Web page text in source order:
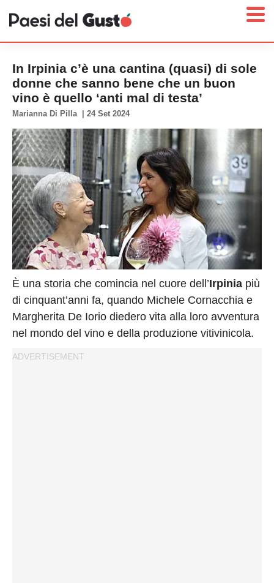
Home
News
Interviste
Territori
Prodotti
Answer
Newsletter
Privacy
Policy
Cookies
Policy
Cambia
In Irpinia c’è una cantina (quasi) di sole
donne che sanno bene che un buon
vino è quello ‘anti mal di testa’
Marianna Di Pilla 24 Set 2024
È una storia che comincia nel cuore dell’Irpinia più
di cinquant’anni fa, quando Michele Cornacchia e
Margherita De Iorio diedero vita alla loro avventura
nel mondo del vino e della produzione vitivinicola.